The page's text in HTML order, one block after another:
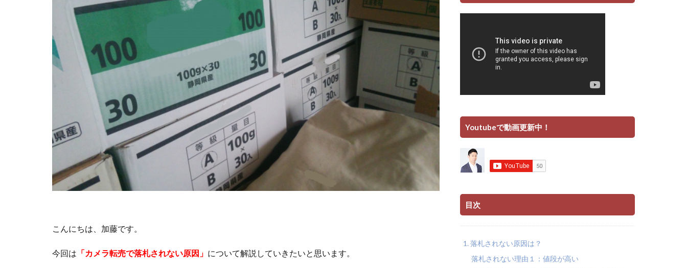
こんにちは、加藤です。
今回は 「カメラ転売で落札されない原因」 について解説していきたいと思います。
Youtubeで動画更新中！
目次
落札されない原因は？
落札されない理由１：値段が高い